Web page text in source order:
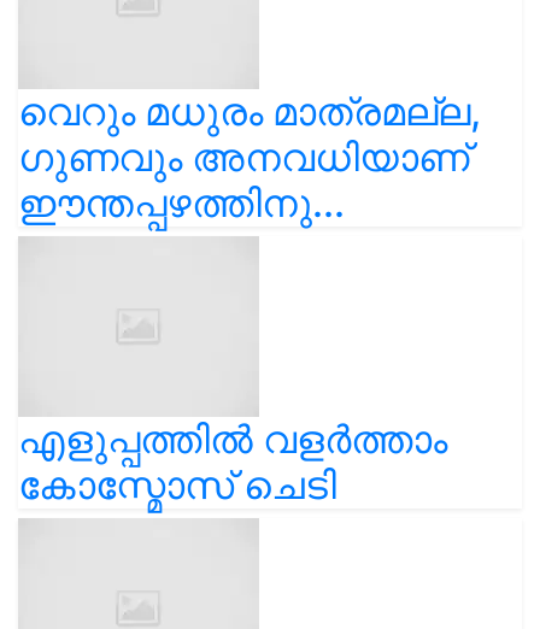
വെറും മധുരം മാത്രമല്ല,
ഗുണവും അനവധിയാണ്
ഈന്തപ്പഴത്തിനു...
എളുപ്പത്തിൽ വളർത്താം
കോസ്മോസ് ചെടി